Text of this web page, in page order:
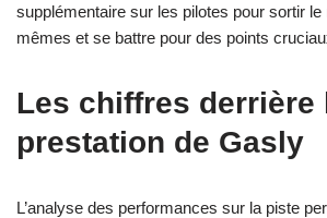
supplémentaire sur les pilotes pour sortir le
mêmes et se battre pour des points
Les chiffres derrière
prestation de Gasly
L’analyse des performances sur la piste